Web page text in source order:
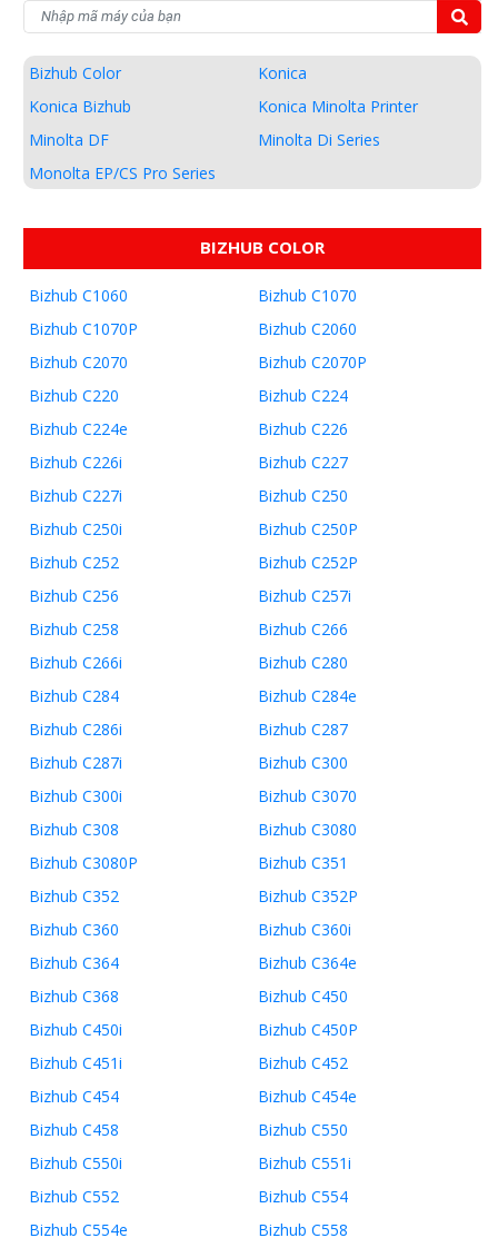
Bizhub Color
Konica
Konica Bizhub
Konica Minolta Printer
Minolta DF
Minolta Di Series
Monolta EP/CS Pro Series
BIZHUB COLOR
Bizhub C1060
Bizhub C1070
Bizhub C1070P
Bizhub C2060
Bizhub C2070
Bizhub C2070P
Bizhub C220
Bizhub C224
Bizhub C224e
Bizhub C226
Bizhub C226i
Bizhub C227
Bizhub C227i
Bizhub C250
Bizhub C250i
Bizhub C250P
Bizhub C252
Bizhub C252P
Bizhub C256
Bizhub C257i
Bizhub C258
Bizhub C266
Bizhub C266i
Bizhub C280
Bizhub C284
Bizhub C284e
Bizhub C286i
Bizhub C287
Bizhub C287i
Bizhub C300
Bizhub C300i
Bizhub C3070
Bizhub C308
Bizhub C3080
Bizhub C3080P
Bizhub C351
Bizhub C352
Bizhub C352P
Bizhub C360
Bizhub C360i
Bizhub C364
Bizhub C364e
Bizhub C368
Bizhub C450
Bizhub C450i
Bizhub C450P
Bizhub C451i
Bizhub C452
Bizhub C454
Bizhub C454e
Bizhub C458
Bizhub C550
Bizhub C550i
Bizhub C551i
Bizhub C552
Bizhub C554
Bizhub C554e
Bizhub C558